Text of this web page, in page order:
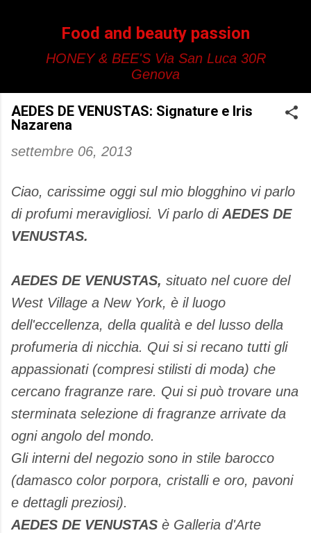
Food and beauty passion
HONEY & BEE'S Via San Luca 30R
Genova
AEDES DE VENUSTAS: Signature e Iris
Nazarena
settembre 06, 2013
Ciao, carissime oggi sul mio blogghino vi parlo
di profumi meravigliosi. Vi parlo di AEDES DE
VENUSTAS.
AEDES DE VENUSTAS, situato nel cuore del
West Village a New York, è il luogo
dell'eccellenza, della qualità e del lusso della
profumeria di nicchia. Qui si si recano tutti gli
appassionati (compresi stilisti di moda) che
cercano fragranze rare. Qui si può trovare una
sterminata selezione di fragranze arrivate da
ogni angolo del mondo.
Gli interni del negozio sono in stile barocco
(damasco color porpora, cristalli e oro, pavoni
e dettagli preziosi).
AEDES DE VENUSTAS è Galleria d'Arte